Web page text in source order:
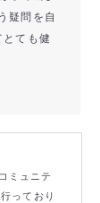
疑問を自
ても健
ミュニテ
っており